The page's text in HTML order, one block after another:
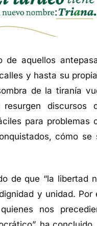
aquellos
y hasta su
de la tiranía
para problemas
cómo
de que “la libertad
y unidad.
nos